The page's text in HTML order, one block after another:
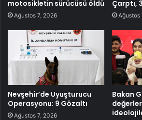
motosikletin sürücüsü öldü
Ağustos 7, 2026
Çarptı,
Ağustos
Nevşehir’de Uyuşturucu
Operasyonu: 9 Gözaltı
Ağustos 7, 2026
Bakan